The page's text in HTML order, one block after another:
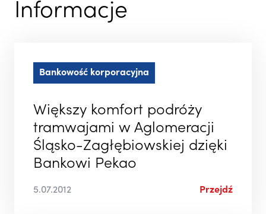
Informacje
Bankowość korporacyjna
Większy komfort podróży
tramwajami w Aglomeracji
Śląsko-Zagłębiowskiej dzięki
Bankowi Pekao
5.07.2012 Przejdź